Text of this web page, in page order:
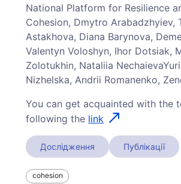
National Platform for Resilience
Cohesion, Dmytro Arabadzhyiev,
Astakhova, Diana Barynova,
Valentyn Voloshyn, Ihor Dotsiak,
Zolotukhin, Nataliia
Nizhelska, Andrii Romanenko,
You can get acquainted with the
following the link
Дослідження Публікації
cohesion